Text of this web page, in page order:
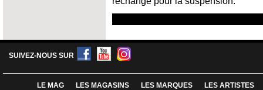
SUIVEZ-NOUS SUR
LE MAG LES MAGASINS LES MARQUES LES ARTISTES